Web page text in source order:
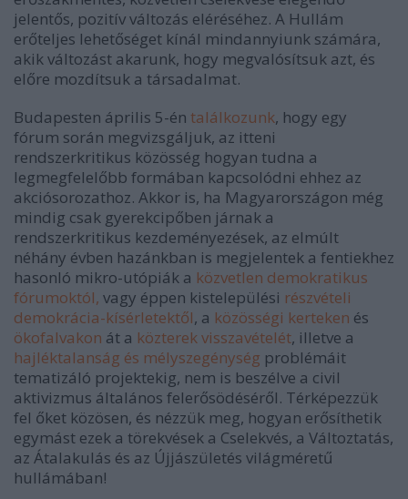
jelentős, pozitív változás eléréséhez. A Hullám
erőteljes lehetőséget kínál mindannyiunk számára,
akik változást akarunk, hogy megvalósítsuk azt, és
előre mozdítsuk a társadalmat.
Budapesten április 5-én találkozunk, hogy egy
fórum során megvizsgáljuk, az itteni
rendszerkritikus közösség hogyan tudna a
legmegfelelőbb formában kapcsolódni ehhez az
akciósorozathoz. Akkor is, ha Magyarországon még
mindig csak gyerekcipőben járnak a
rendszerkritikus kezdeményezések, az elmúlt
néhány évben hazánkban is megjelentek a fentiekhez
hasonló mikro-utópiák a közvetlen demokratikus
fórumoktól, vagy éppen kistelepülési részvételi
demokrácia-kísérletektől, a közösségi kerteken és
ökofalvakon át a közterekvisszavételét, illetve a
hajléktalanság és mélyszegénység problémáit
tematizáló projektekig, nem is beszélve a civil
aktivizmus általános felerősödéséről. Térképezzük
fel őket közösen, és nézzük meg, hogyan erősíthetik
egymást ezek a törekvések a Cselekvés, a Változtatás,
az Átalakulás és az Újjászületés világméretű
hullámában!